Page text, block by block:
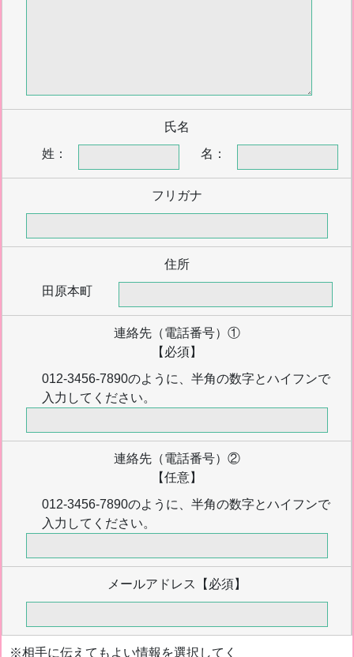
氏名
姓：
名：
フリガナ
住所
田原本町
連絡先（電話番号）①
【必須】
012-3456-7890のように、半角の数字とハイフンで
入力してください。
連絡先（電話番号）②
【任意】
012-3456-7890のように、半角の数字とハイフンで
入力してください。
メールアドレス 【必須】
※相手に伝えてもよい情報を選択してく